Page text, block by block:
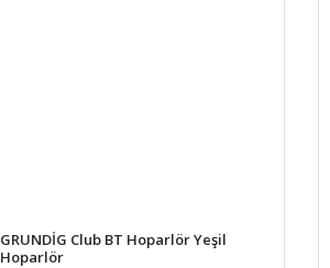
GRUNDİG Club BT Hoparlör Yeşil
Hoparlör